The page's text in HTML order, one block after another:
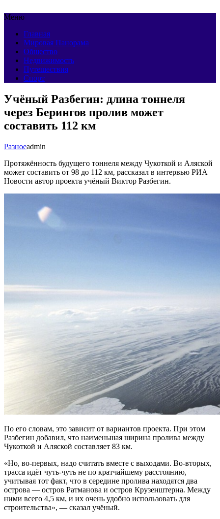
Меню
Главная
Мировая Панорама
Общество
Недвижимость
Путешествия
Спорт
Учёный Разбегин: длина тоннеля
через Берингов пролив может
составить 112 км
Разноеadmin
Протяжённость будущего тоннеля между Чукоткой и Аляской
может составить от 98 до 112 км, рассказал в интервью РИА
Новости автор проекта учёный Виктор Разбегин.
По его словам, это зависит от вариантов проекта. При этом
Разбегин добавил, что наименьшая ширина пролива между
Чукоткой и Аляской составляет 83 км.
«Но, во-первых, надо считать вместе с выходами. Во-вторых,
трасса идёт чуть-чуть не по кратчайшему расстоянию,
учитывая тот факт, что в середине пролива находятся два
острова — остров Ратманова и остров Крузенштерна. Между
ними всего 4,5 км, и их очень удобно использовать для
строительства», — сказал учёный.